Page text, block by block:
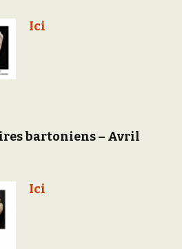
Ici
bartoniens – Avril
Ici